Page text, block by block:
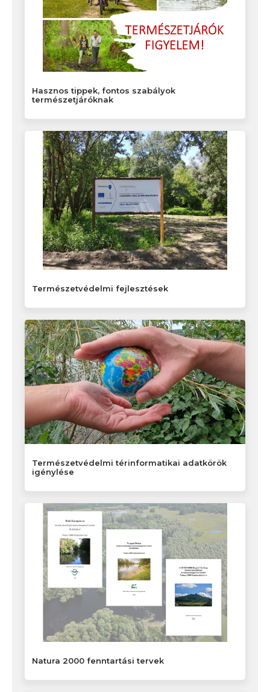
Hasznos tippek, fontos szabályok
természetjáróknak
Természetvédelmi fejlesztések
Természetvédelmi térinformatikai adatkörök
igénylése
Natura 2000 fenntartási tervek